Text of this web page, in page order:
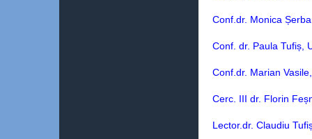
Conf.dr. Monica
Conf. dr. Paula Tufiș,
Conf.dr. Marian
Cerc. III dr. Florin
Lector.dr. Claudiu